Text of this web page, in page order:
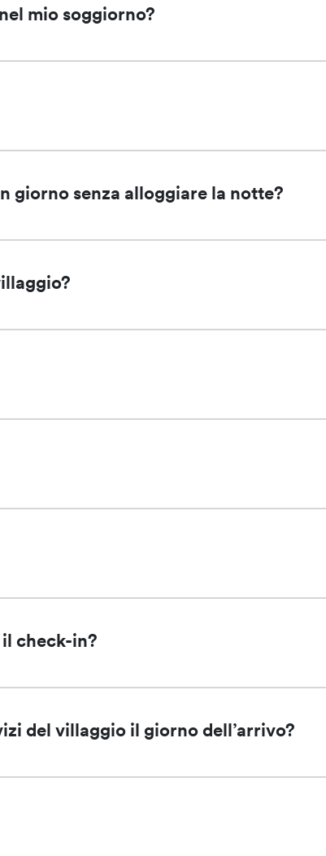
mio soggiorno?
giorno senza alloggiare la notte?
check-in?
del villaggio il giorno dell’arrivo?